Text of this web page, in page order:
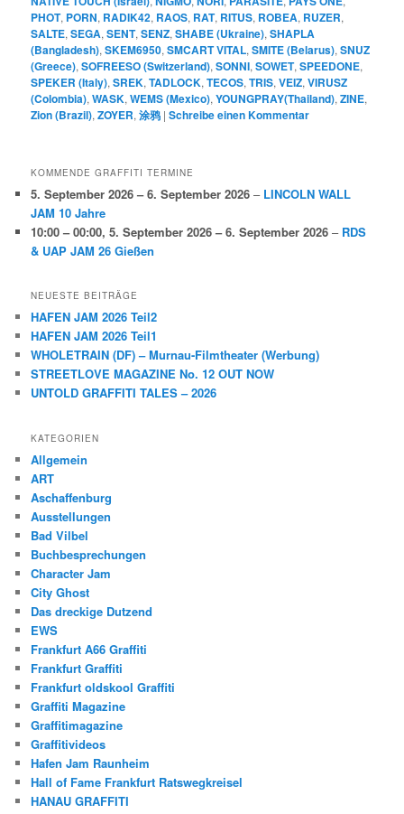
PHOT, PORN, RADIK42, RAOS, RAT, RITUS, ROBEA, RUZER,
SALTE,SEGA,SENT,SENZ,SHABE (Ukraine),SHAPLA
(Bangladesh),SKEM6950,SMCART VITAL,SMITE (Belarus),SNUZ
(Greece),SOFREESO (Switzerland),SONNI,SOWET,SPEEDONE,
SPEKER (Italy),SREK,TADLOCK,TECOS,TRIS,VEIZ,VIRUSZ
(Colombia),WASK,WEMS (Mexico),YOUNGPRAY(Thailand),ZINE,
Zion (Brazil),ZOYER,涂鸦 |Schreibe einen Kommentar
KOMMENDE GRAFFITI TERMINE
5. September 2026 – 6. September 2026 – LINCOLN WALL
JAM 10 Jahre
10:00 – 00:00,5. September 2026 – 6. September 2026 – RDS
& UAP JAM 26 Gießen
NEUESTE BEITRÄGE
HAFEN JAM 2026 Teil2
HAFEN JAM 2026 Teil1
WHOLETRAIN (DF) – Murnau-Filmtheater (Werbung)
STREETLOVE MAGAZINE No. 12 OUT NOW
UNTOLD GRAFFITI TALES – 2026
KATEGORIEN
Allgemein
ART
Aschaffenburg
Ausstellungen
Bad Vilbel
Buchbesprechungen
Character Jam
City Ghost
Das dreckige Dutzend
EWS
Frankfurt A66 Graffiti
Frankfurt Graffiti
Frankfurt oldskool Graffiti
Graffiti Magazine
Graffitimagazine
Graffitivideos
Hafen Jam Raunheim
Hall of Fame Frankfurt Ratswegkreisel
HANAU GRAFFITI